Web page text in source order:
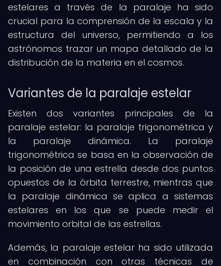
estelares a través de la paralaje ha sido
crucial para la comprensión de la escala y la
estructura del universo, permitiendo a los
astrónomos trazar un mapa detallado de la
distribución de la materia en el cosmos.
Variantes de la paralaje estelar
Existen dos variantes principales de la
paralaje estelar: la paralaje trigonométrica y
la paralaje dinámica. La paralaje
trigonométrica se basa en la observación de
la posición de una estrella desde dos puntos
opuestos de la órbita terrestre, mientras que
la paralaje dinámica se aplica a sistemas
estelares en los que se puede medir el
movimiento orbital de las estrellas.
Además, la paralaje estelar ha sido utilizada
en combinación con otras técnicas de